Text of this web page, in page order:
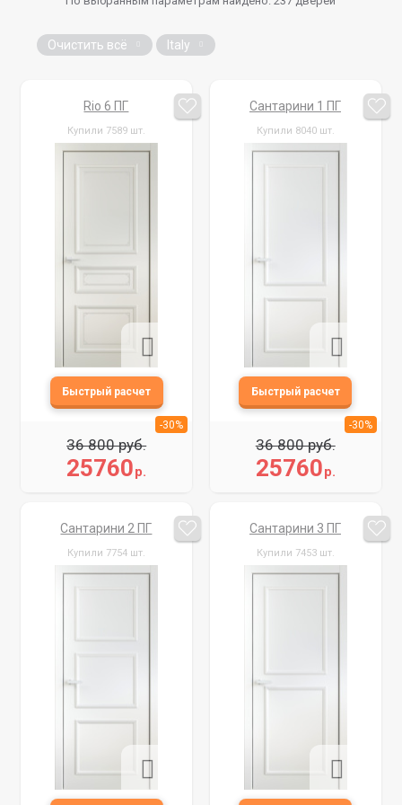
Очистить всё Italy
Rio 6 ПГ
Купили 7589 шт.
25760р.
36 800 руб.
-30%
Сантарини 1 ПГ
Купили 8040 шт.
25760р.
36 800 руб.
-30%
Сантарини 2 ПГ
Купили 7754 шт.
Сантарини 3 ПГ
Купили 7453 шт.